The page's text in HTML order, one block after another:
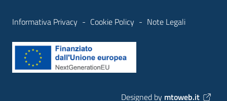
Informativa Privacy - Cookie Policy - Note Legali
Designed by mtoweb.it